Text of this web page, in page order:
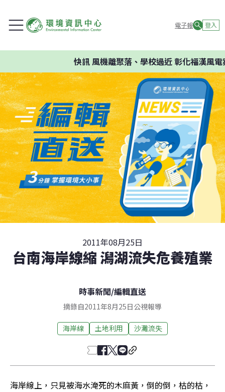
電子報 登入
快訊風機離聚落、學校過近 彰化福漢風電
2011年08月25日
台南海岸線縮 潟湖流失危養殖業
時事新聞/編輯直送
摘錄自2011年8月25日公視報導
海岸線 土地利用 沙灘流失
海岸線上，只見被海水淹死的木麻黃，倒的倒，枯的枯，